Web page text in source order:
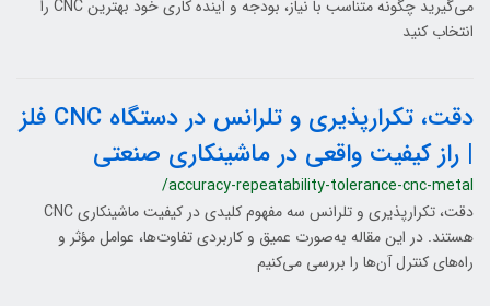
می‌گیرید چگونه متناسب با نیاز، بودجه و آینده کاری خود بهترین CNC را
انتخاب کنید
دقت، تکرارپذیری و تلرانس در دستگاه CNC فلز
| راز کیفیت واقعی در ماشینکاری صنعتی
/accuracy-repeatability-tolerance-cnc-metal
دقت، تکرارپذیری و تلرانس سه مفهوم کلیدی در کیفیت ماشینکاری CNC
هستند. در این مقاله به‌صورت عمیق و کاربردی تفاوت‌ها، عوامل مؤثر و
راه‌های کنترل آن‌ها را بررسی می‌کنیم